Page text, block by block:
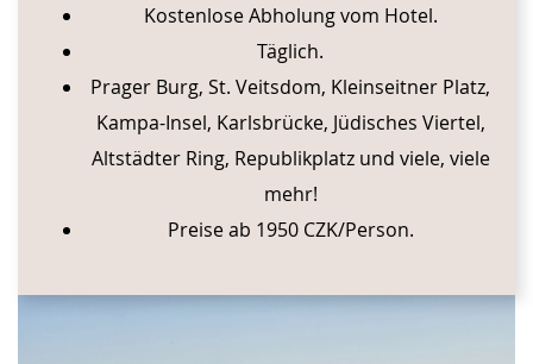
Kostenlose Abholung vom Hotel.
Täglich.
Prager Burg, St. Veitsdom, Kleinseitner Platz,
Kampa-Insel, Karlsbrücke, Jüdisches Viertel,
Altstädter Ring, Republikplatz und viele, viele
mehr!
Preise ab 1950 CZK/Person.